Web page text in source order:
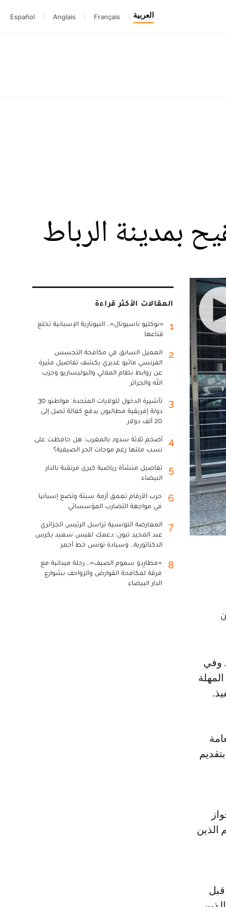
العربية Français
Anglais
Español
بمدينة الرباط
الذين
المقالات الأكثر قراءة
1
«نوكليو ناسيونال».. النيونازية الإسبانية تخلع
قناعها
2
العميل السابق في مكافحة التجسس
الفرنسي ماثيو غديري يكشف تفاصيل مثيرة
عن روابط نظام الملالي والبوليساريو وحزب
الله والجزائر
3
تأشيرة الدخول للولايات المتحدة: مواطنو 30
دولة إفريقية مطالبون بدفع كفالة تصل إلى
20 ألف دولار
4
أضخم ثلاثة سدود بالمغرب: هل حافظت على
نسب ملئها رغم موجات الحر الصيفية؟
5
تفاصيل منشأة رياضية كبرى مرتقبة بالدار
البيضاء
6
حرب الأرقام تعمق أزمة سبتة وتضع إسبانيا
في مواجهة التضارب المؤسساتي
7
المعارضة التونسية تراسل الرئيس الجزائري
عبد المجيد تبون: دعمك لقيس سعيد يكرس
الدكتاتورية.. وسيادة تونس خط أحمر
8
«مطارِدو سموم الصيف».. رحلة ميدانية مع
فرقة لمكافحة القوارض والزواحف بشوارع
الدار البيضاء